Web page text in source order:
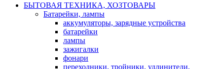
БЫТОВАЯ ТЕХНИКА, ХОЗТОВАРЫ
Батарейки, лампы
аккумуляторы, зарядные устройства
батарейки
лампы
зажигалки
фонари
переходники, тройники, удлинители,